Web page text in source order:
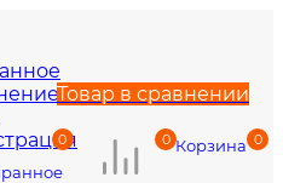
Товар в сравнении
0 0 0
Корзина